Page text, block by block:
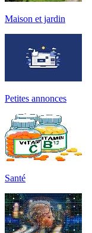
Maison et jardin
Petites annonces
Santé